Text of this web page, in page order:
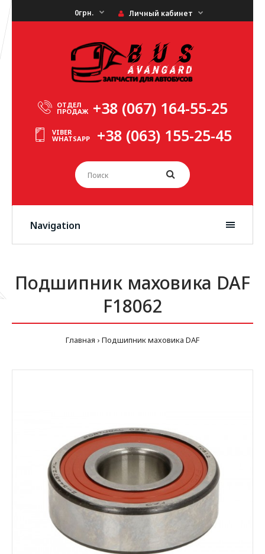
0грн. Личный кабинет
ОТДЕЛ
ПРОДАЖ +38 (067) 164-55-25
VIBER
WHATSAPP +38 (063) 155-25-45
Navigation
Подшипник маховика DAF
F18062
Главная Подшипник маховика DAF